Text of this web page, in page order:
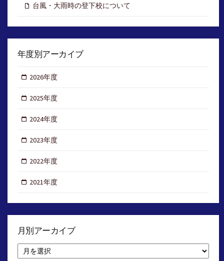
台風・大雨時の登下校について
年度別アーカイブ
2026年度
2025年度
2024年度
2023年度
2022年度
2021年度
月別アーカイブ
別